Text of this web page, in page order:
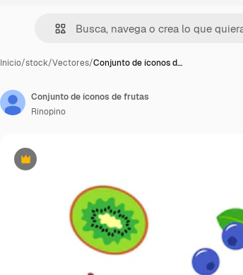
Inicio/stock/Vectores/Conjunto de íconos d…
Premium
Conjunto de íconos de frutas
Rinopino